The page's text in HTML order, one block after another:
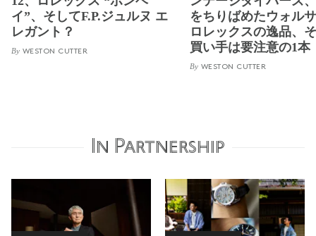
イ”、そしてF.P.ジュルヌ エ
レガント？
By WESTON CUTTER
をちりばめたウォル
ロレックスの逸品、
買い手は要注意の1本
By WESTON CUTTER
In Partnership